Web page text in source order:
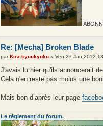
Re: [Mecha] Broken Blade
parKira-kyuukyoku » Ven 27 Jan 2012
J'avais lu hier qu'ils annoncerait
Cela n'en reste pas moins une
Mais bon d’après leur page
Le règlement du forum.